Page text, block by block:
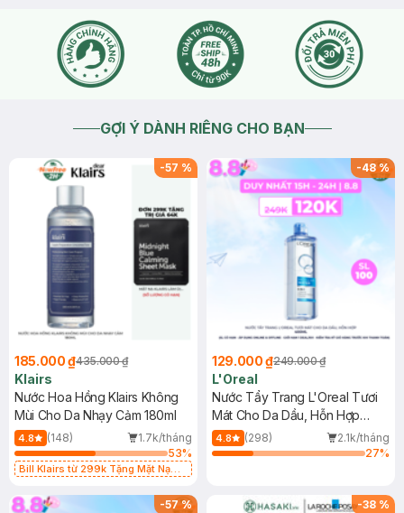
GỢI Ý DÀNH RIÊNG CHO BẠN
-57 %
185.000 ₫435.000 ₫
Klairs
Nước Hoa Hồng Klairs Không
Mùi Cho Da Nhạy Cảm 180ml
4.8 (148)
1.7k/tháng
53%
Bill Klairs từ 299k Tặng Mặt Nạ
25ml (SL Có Hạn)
-48%
129.000 ₫249.000 ₫
L'Oreal
Nước Tẩy Trang L'Oreal Tươi
Mát Cho Da Dầu, Hỗn Hợp
400ml
4.8 (298)
2.1k/tháng
27%
-57% -38 %